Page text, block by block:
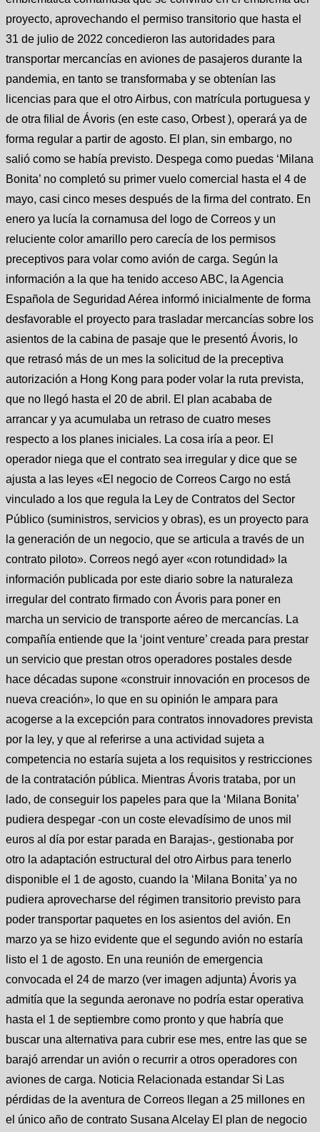
proyecto, aprovechando el permiso transitorio que hasta el
31 de julio de 2022 concedieron las autoridades para
transportar mercancías en aviones de pasajeros durante la
pandemia, en tanto se transformaba y se obtenían las
licencias para que el otro Airbus, con matrícula portuguesa y
de otra filial de Ávoris (en este caso, Orbest ), operará ya de
forma regular a partir de agosto. El plan, sin embargo, no
salió como se había previsto. Despega como puedas ‘Milana
Bonita’ no completó su primer vuelo comercial hasta el 4 de
mayo, casi cinco meses después de la firma del contrato. En
enero ya lucía la cornamusa del logo de Correos y un
reluciente color amarillo pero carecía de los permisos
preceptivos para volar como avión de carga. Según la
información a la que ha tenido acceso ABC, la Agencia
Española de Seguridad Aérea informó inicialmente de forma
desfavorable el proyecto para trasladar mercancías sobre los
asientos de la cabina de pasaje que le presentó Ávoris, lo
que retrasó más de un mes la solicitud de la preceptiva
autorización a Hong Kong para poder volar la ruta prevista,
que no llegó hasta el 20 de abril. El plan acababa de
arrancar y ya acumulaba un retraso de cuatro meses
respecto a los planes iniciales. La cosa iría a peor. El
operador niega que el contrato sea irregular y dice que se
ajusta a las leyes «El negocio de Correos Cargo no está
vinculado a los que regula la Ley de Contratos del Sector
Público (suministros, servicios y obras), es un proyecto para
la generación de un negocio, que se articula a través de un
contrato piloto». Correos negó ayer «con rotundidad» la
información publicada por este diario sobre la naturaleza
irregular del contrato firmado con Ávoris para poner en
marcha un servicio de transporte aéreo de mercancías. La
compañía entiende que la ‘joint venture’ creada para prestar
un servicio que prestan otros operadores postales desde
hace décadas supone «construir innovación en procesos de
nueva creación», lo que en su opinión le ampara para
acogerse a la excepción para contratos innovadores prevista
por la ley, y que al referirse a una actividad sujeta a
competencia no estaría sujeta a los requisitos y restricciones
de la contratación pública. Mientras Ávoris trataba, por un
lado, de conseguir los papeles para que la ‘Milana Bonita’
pudiera despegar -con un coste elevadísimo de unos mil
euros al día por estar parada en Barajas-, gestionaba por
otro la adaptación estructural del otro Airbus para tenerlo
disponible el 1 de agosto, cuando la ‘Milana Bonita’ ya no
pudiera aprovecharse del régimen transitorio previsto para
poder transportar paquetes en los asientos del avión. En
marzo ya se hizo evidente que el segundo avión no estaría
listo el 1 de agosto. En una reunión de emergencia
convocada el 24 de marzo (ver imagen adjunta) Ávoris ya
admitía que la segunda aeronave no podría estar operativa
hasta el 1 de septiembre como pronto y que habría que
buscar una alternativa para cubrir ese mes, entre las que se
barajó arrendar un avión o recurrir a otros operadores con
aviones de carga. Noticia Relacionada estandar Si Las
pérdidas de la aventura de Correos llegan a 25 millones en
el único año de contrato Susana Alcelay El plan de negocio